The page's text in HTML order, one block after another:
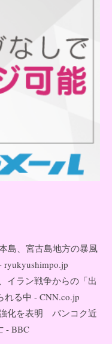
島、宮古島地方の暴風
ryukyushimpo.jp
イラン戦争からの「出
れる中 - CNN.co.jp
化を表明 バンコク近
- BBC